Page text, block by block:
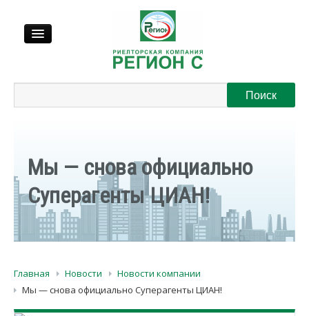
Выкуп
Регионы
Контакты
Мы — снова официально
Суперагенты ЦИАН!
Главная Новости
Новости компании
Мы — снова официально Суперагенты ЦИАН!